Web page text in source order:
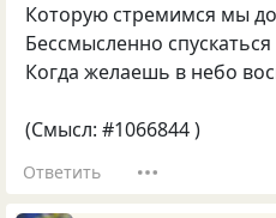
Которую стремимся мы
Бессмысленно
Когда желаешь в небо
(Смысл: #1066844 )
Ответить